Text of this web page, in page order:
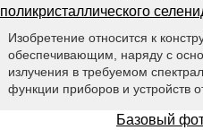
поликристаллического
Изобретение относится к
обеспечивающим, наряду с
излучения в требуемом
функции приборов и устройств
Базовый